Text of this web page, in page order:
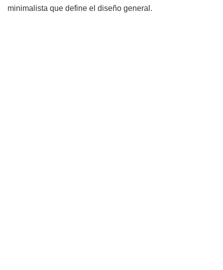
minimalista que define el diseño general.